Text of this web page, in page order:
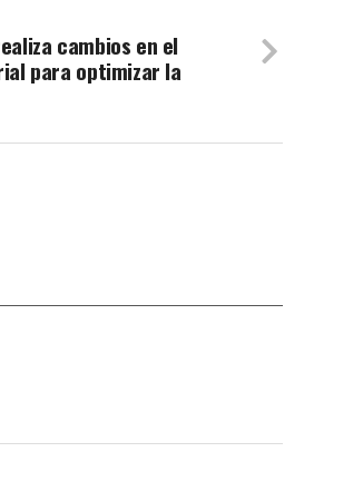
cambios en el
para optimizar la